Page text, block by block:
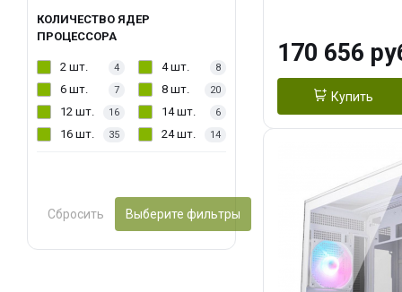
КОЛИЧЕСТВО ЯДЕР
ПРОЦЕССОРА
2 шт. 4 4 шт. 8
6 шт. 7 8 шт. 20
12 шт. 16 14 шт. 6
16 шт. 35 24 шт. 14
Сбросить Выберите фильтры
/ 1 ТБ SSD)
170 656
Купить